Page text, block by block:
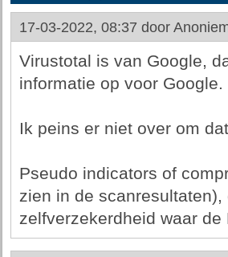
17-03-2022, 08:37 door
Virustotal is van Google,
informatie op voor Google.
Ik peins er niet over om
Pseudo indicators of
zien in de
zelfverzekerdheid waar